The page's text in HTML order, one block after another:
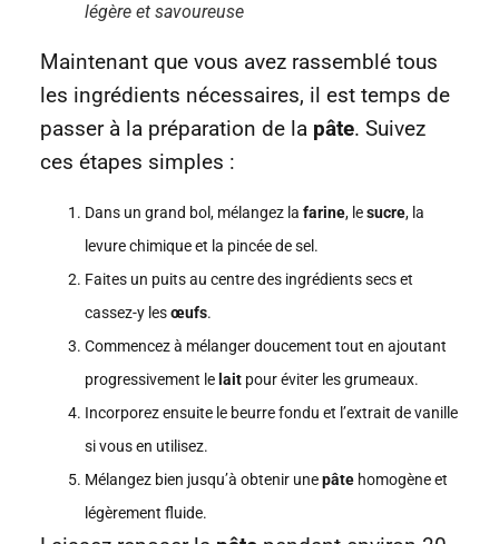
légère et savoureuse
Maintenant que vous avez rassemblé tous
les ingrédients nécessaires, il est temps de
passer à la préparation de la pâte. Suivez
ces étapes simples :
Dans un grand bol, mélangez la farine, lesucre, la
levure chimique et la pincée de sel.
Faites un puits au centre des ingrédients secs et
cassez-y lesœufs.
Commencez à mélanger doucement tout en ajoutant
progressivement le lait pour éviter les grumeaux.
Incorporez ensuite le beurre fondu et l’extrait de vanille
si vous en utilisez.
Mélangez bien jusqu’à obtenir unepâte homogène et
légèrement fluide.